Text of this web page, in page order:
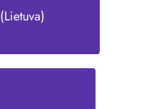
(Lietuva)